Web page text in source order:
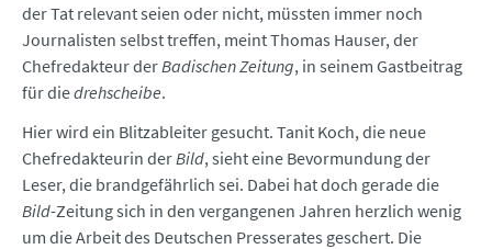
der Tat relevant seien oder nicht, müssten immer noch
Journalisten selbst treffen, meint Thomas Hauser, der
Chefredakteur derBadischen Zeitung, in seinem Gastbeitrag
für diedrehscheibe.
Hier wird ein Blitzableiter gesucht. Tanit Koch, die neue
Chefredakteurin derBild, sieht eine Bevormundung der
Leser, die brandgefährlich sei. Dabei hat doch gerade die
Bild-Zeitung sich in den vergangenen Jahren herzlich wenig
um die Arbeit des Deutschen Presserates geschert. Die